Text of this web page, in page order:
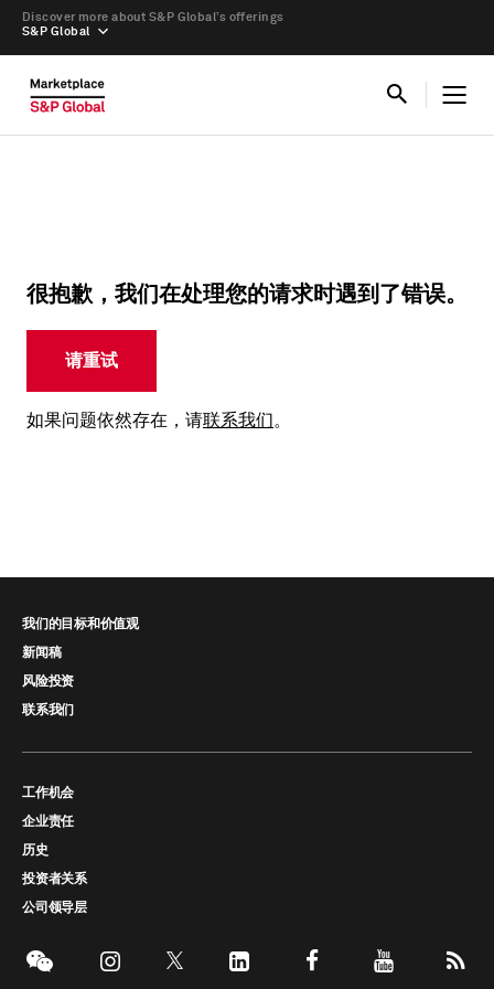
S&P Global
Discover more about S&P Global’s offerings
很抱歉，我们在处理您的请求时遇到了错误。
请重试
如果问题依然存在，请联系我们。
我们的目标和价值观
新闻稿
风险投资
联系我们
工作机会
企业责任
历史
投资者关系
公司领导层